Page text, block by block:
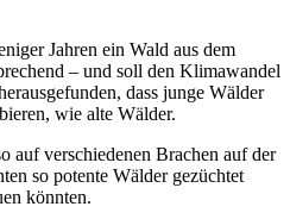
Jahren ein Wald aus dem
– und soll den Klimawandel
dass junge Wälder
wie alte Wälder.
auf verschiedenen Brachen auf der
so potente Wälder gezüchtet
könnten.